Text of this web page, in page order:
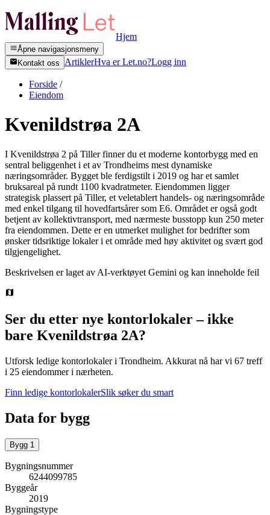
Hjem
Åpne navigasjonsmeny
Kontakt oss
ArtiklerHva er Let.no?Logg inn
Forside /
Eiendom
Kvenildstrøa 2A
I Kvenildstrøa 2 på Tiller finner du et moderne kontorbygg med en
sentral beliggenhet i et av Trondheims mest dynamiske
næringsområder. Bygget ble ferdigstilt i 2019 og har et samlet
bruksareal på rundt 1100 kvadratmeter. Eiendommen ligger
strategisk plassert på Tiller, et veletablert handels- og næringsområde
med enkel tilgang til hovedfartsårer som E6. Området er også godt
betjent av kollektivtransport, med nærmeste busstopp kun 250 meter
fra eiendommen. Dette er en utmerket mulighet for bedrifter som
ønsker tidsriktige lokaler i et område med høy aktivitet og svært god
tilgjengelighet.
Beskrivelsen er laget av AI-verktøyet Gemini og kan inneholde feil
Ser du etter nye kontorlokaler – ikke
bare Kvenildstrøa 2A?
Utforsk ledige kontorlokaler i Trondheim. Akkurat nå har vi 67 treff
i 25 eiendommer i nærheten.
Finn ledige kontorlokalerSlik søker du smart
Data for bygg
Bygg 1
Bygningsnummer
6244099785
Byggeår
2019
Bygningstype